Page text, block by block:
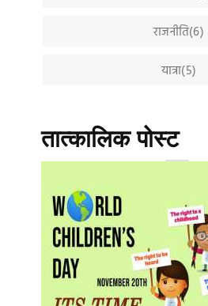
राजनीति(6)
यात्रा(5)
तात्कालिक पोस्ट